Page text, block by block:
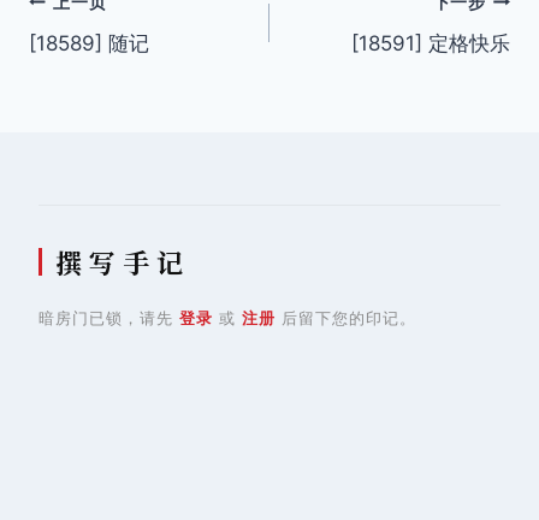
文
章
[18589] 随记 [18591] 定格快乐
撰 写 手 记
暗房门已锁，请先 登录 或 注册 后留下您的印记。